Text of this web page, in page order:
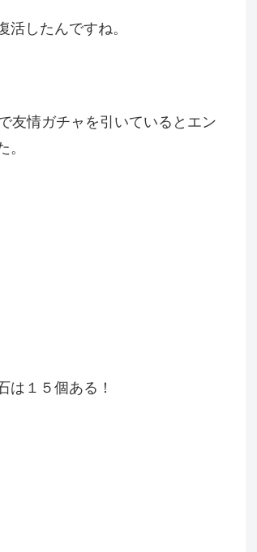
したんですね。
友情ガチャを引いているとエン
は１５個ある！